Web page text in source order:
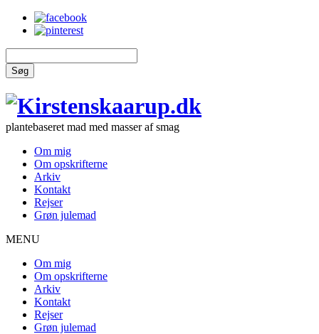
Søg
plantebaseret mad med masser af smag
Om mig
Om opskrifterne
Arkiv
Kontakt
Rejser
Grøn julemad
MENU
Om mig
Om opskrifterne
Arkiv
Kontakt
Rejser
Grøn julemad